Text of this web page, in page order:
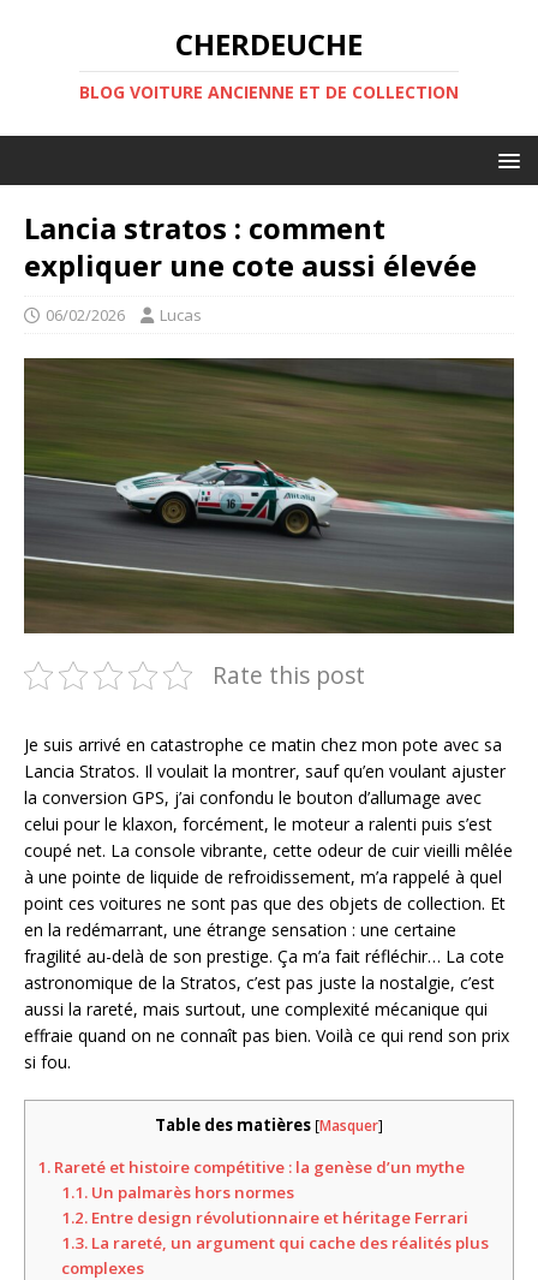
CHERDEUCHE
BLOG VOITURE ANCIENNE ET DE COLLECTION
Lancia stratos : comment
expliquer une cote aussi élevée
06/02/2026 Lucas
Rate this post
Je suis arrivé en catastrophe ce matin chez mon pote avec sa
Lancia Stratos. Il voulait la montrer, sauf qu’en voulant ajuster
la conversion GPS, j’ai confondu le bouton d’allumage avec
celui pour le klaxon, forcément, le moteur a ralenti puis s’est
coupé net. La console vibrante, cette odeur de cuir vieilli mêlée
à une pointe de liquide de refroidissement, m’a rappelé à quel
point ces voitures ne sont pas que des objets de collection. Et
en la redémarrant, une étrange sensation : une certaine
fragilité au-delà de son prestige. Ça m’a fait réfléchir… La cote
astronomique de la Stratos, c’est pas juste la nostalgie, c’est
aussi la rareté, mais surtout, une complexité mécanique qui
effraie quand on ne connaît pas bien. Voilà ce qui rend son prix
si fou.
Table des matières [Masquer]
1. Rareté et histoire compétitive : la genèse d’un mythe
1.1.Un palmarès hors normes
1.2.Entre design révolutionnaire et héritage Ferrari
1.3.La rareté, un argument qui cache des réalités plus
complexes